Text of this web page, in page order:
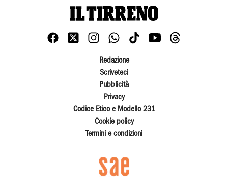
Redazione
Scriveteci
Pubblicità
Privacy
Codice Etico e Modello 231
Cookie policy
Termini e condizioni